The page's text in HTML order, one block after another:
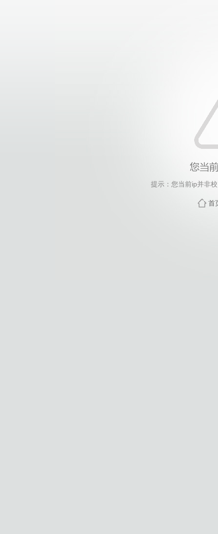
提示：您当前ip并非
首